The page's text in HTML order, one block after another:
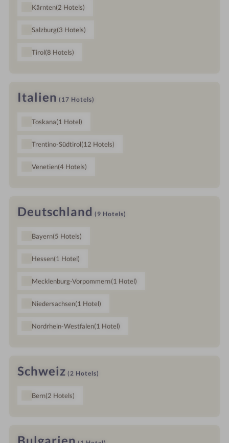
Italien (17 Hotels)
Toskana(1 Hotel)
Trentino-Südtirol(12 Hotels)
Venetien(4 Hotels)
Kärnten(2 Hotels)
Salzburg(3 Hotels)
Tirol(8 Hotels)
Deutschland (9 Hotels)
Bayern(5 Hotels)
Hessen(1 Hotel)
Mecklenburg-Vorpommern(1 Hotel)
Niedersachsen(1 Hotel)
Nordrhein-Westfalen(1 Hotel)
Schweiz (2 Hotels)
Bern(2 Hotels)